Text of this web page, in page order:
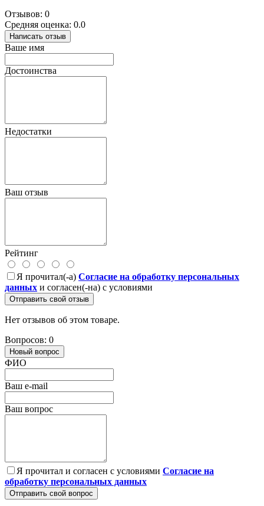
Отзывов: 0
Средняя оценка: 0.0
Написать отзыв
Ваше имя
Достоинства
Недостатки
Ваш отзыв
Рейтинг
Я прочитал(-а) Согласие на обработку персональных
данных и согласен(-на) с условиями
Отправить свой отзыв
Нет отзывов об этом товаре.
Вопросов: 0
Новый вопрос
ФИО
Ваш e-mail
Ваш вопрос
Я прочитал и согласен с условиями Согласие на
обработку персональных данных
Отправить свой вопрос